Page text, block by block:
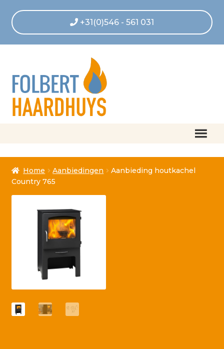
+31(0)546 - 561 031
Afrekenen
Algemene voorwaarden
Betaling geannuleerd
Betaling voltooid
FAQ
Home Aanbiedingen
Aanbieding houtkachel
Country 765